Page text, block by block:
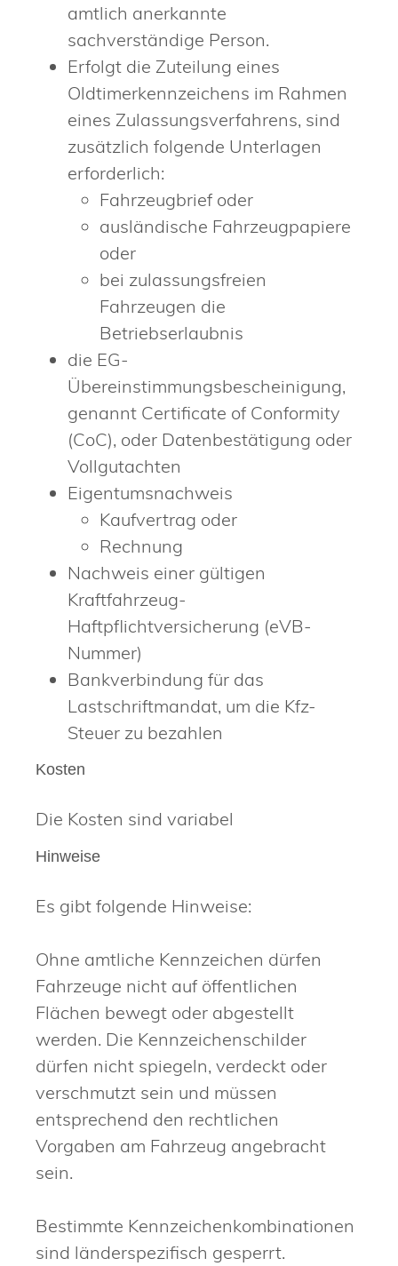
amtlich anerkannte
sachverständige Person.
Erfolgt die Zuteilung eines
Oldtimerkennzeichens im Rahmen
eines Zulassungsverfahrens, sind
zusätzlich folgende Unterlagen
erforderlich:
Fahrzeugbrief oder
ausländische Fahrzeugpapiere
oder
bei zulassungsfreien
Fahrzeugen die
Betriebserlaubnis
die EG-
Übereinstimmungsbescheinigung,
genannt Certificate of Conformity
(CoC), oder Datenbestätigung oder
Vollgutachten
Eigentumsnachweis
Kaufvertrag oder
Rechnung
Nachweis einer gültigen
Kraftfahrzeug-
Haftpflichtversicherung (eVB-
Nummer)
Bankverbindung für das
Lastschriftmandat, um die Kfz-
Steuer zu bezahlen
Kosten
Die Kosten sind variabel
Hinweise
Es gibt folgende Hinweise:
Ohne amtliche Kennzeichen dürfen
Fahrzeuge nicht auf öffentlichen
Flächen bewegt oder abgestellt
werden. Die Kennzeichenschilder
dürfen nicht spiegeln, verdeckt oder
verschmutzt sein und müssen
entsprechend den rechtlichen
Vorgaben am Fahrzeug angebracht
sein.
Bestimmte Kennzeichenkombinationen
sind länderspezifisch gesperrt.